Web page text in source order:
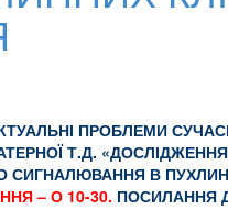
ПРОБЛЕМИ
Т.Д.
В
– О 10-30. ПОСИЛАННЯ